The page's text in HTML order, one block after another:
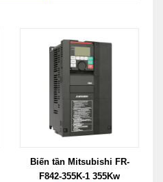
Biến tần Mitsubishi FR-
F842-355K-1 355Kw